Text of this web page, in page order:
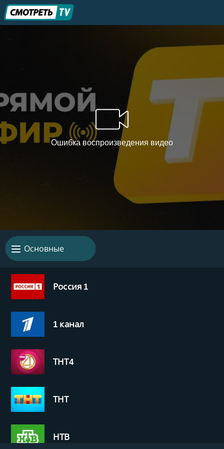
Основные
Россия 1
1 канал
ТНТ4
ТНТ
НТВ